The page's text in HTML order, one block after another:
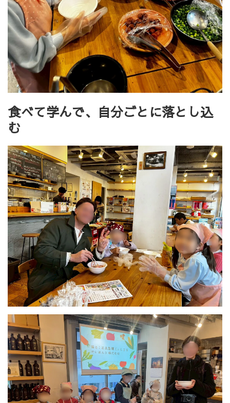
食べて学んで、自分ごとに落とし込
む